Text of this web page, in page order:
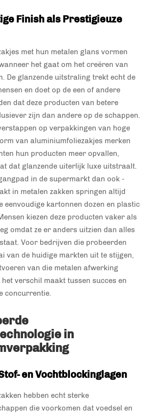
Finish als Prestigieuze
met hun metalen glans vormen
het gaat om het creëren van
De glanzende uitstraling trekt echt de
en doet op de een of andere
dat deze producten van betere
zijn dan andere op de schappen.
op verpakkingen van hoge
van aluminiumfoliezakjes merken
hun producten meer opvallen,
dat glanzende uiterlijk luxe uitstraalt.
in de supermarkt dan ook -
in metalen zakken springen altijd
eenvoudige kartonnen dozen en plastic
kiezen deze producten vaker als
omdat ze er anders uitzien dan alles
Voor bedrijven die probeerden
van de huidige markten uit te stijgen,
van die metalen afwerking
verschil maakt tussen succes en
concurrentie.
in
en Vochtblockinglagen
hebben echt sterke
die voorkomen dat voedsel en